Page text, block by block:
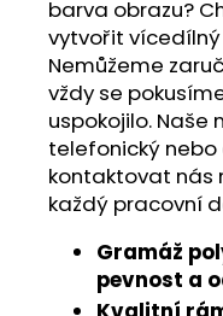
barva obrazu?
vytvořit
Nemůžeme
vždy se
uspokojilo. Naše
telefonický
kontaktovat nás
každý pracovní
Gramáž
pevnost a